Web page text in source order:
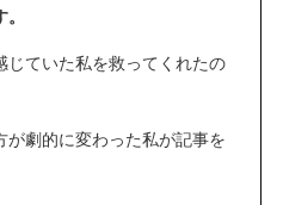
じていた私を救ってくれたの
劇的に変わった私が記事を